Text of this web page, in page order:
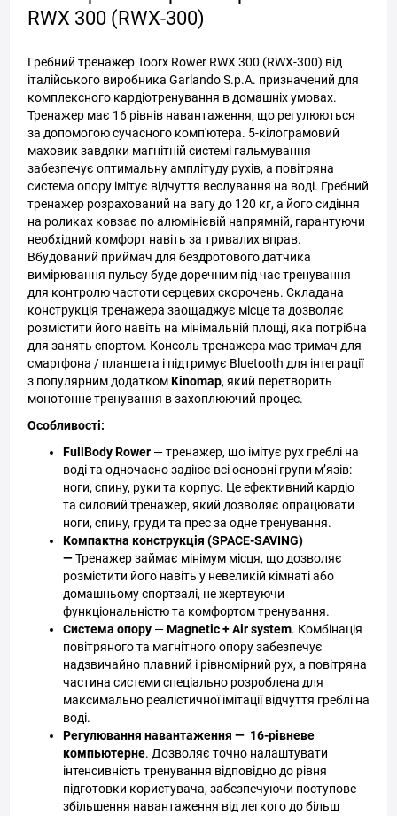
RWX 300 (RWX-300)
Гребний тренажер Toorx Rower RWX 300 (RWX-300) від
італійського виробника Garlando S.p.A. призначений для
комплексного кардіотренування в домашніх умовах.
Тренажер має 16 рівнів навантаження, що регулюються
за допомогою сучасного комп'ютера. 5-кілограмовий
маховик завдяки магнітній системі гальмування
забезпечує оптимальну амплітуду рухів, а повітряна
система опору імітує відчуття веслування на воді. Гребний
тренажер розрахований на вагу до 120 кг, а його сидіння
на роликах ковзає по алюмінієвій напрямній, гарантуючи
необхідний комфорт навіть за тривалих вправ.
Вбудований приймач для бездротового датчика
вимірювання пульсу буде доречним під час тренування
для контролю частоти серцевих скорочень. Складана
конструкція тренажера заощаджує місце та дозволяє
розмістити його навіть на мінімальній площі, яка потрібна
для занять спортом. Консоль тренажера має тримач для
смартфона / планшета і підтримує Bluetooth для інтеграції
з популярним додаткомKinomap, який перетворить
монотонне тренування в захоплюючий процес.
Особливості:
FullBody Rower — тренажер, що імітує рух греблі на
воді та одночасно задіює всі основні групи м’язів:
ноги, спину, руки та корпус. Це ефективний кардіо
та силовий тренажер, який дозволяє опрацювати
ноги, спину, груди та прес за одне тренування.
Компактна конструкція (SPACE-SAVING)
—Тренажер займає мінімум місця, що дозволяє
розмістити його навіть у невеликій кімнаті або
домашньому спортзалі, не жертвуючи
функціональністю та комфортом тренування.
Система опору —Magnetic + Air system. Комбінація
повітряного та магнітного опору забезпечує
надзвичайно плавний і рівномірний рух, а повітряна
частина системи спеціально розроблена для
максимально реалістичної імітації відчуття греблі на
воді.
Регулювання навантаження — 16-рівневе
компьютерне. Дозволяє точно налаштувати
інтенсивність тренування відповідно до рівня
підготовки користувача, забезпечуючи поступове
збільшення навантаження від легкого до більш